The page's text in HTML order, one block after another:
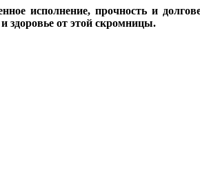
исполнение, прочность и
здоровье от этой скромницы.